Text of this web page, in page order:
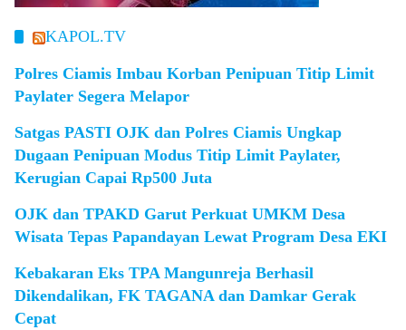
KAPOL.TV
Polres Ciamis Imbau Korban Penipuan Titip Limit
Paylater Segera Melapor
Satgas PASTI OJK dan Polres Ciamis Ungkap
Dugaan Penipuan Modus Titip Limit Paylater,
Kerugian Capai Rp500 Juta
OJK dan TPAKD Garut Perkuat UMKM Desa
Wisata Tepas Papandayan Lewat Program Desa EKI
Kebakaran Eks TPA Mangunreja Berhasil
Dikendalikan, FK TAGANA dan Damkar Gerak
Cepat